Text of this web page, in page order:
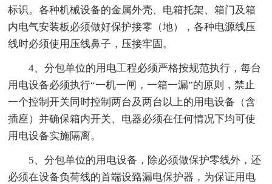
标识。各种机械设备的金属外壳、电箱托架、箱门及箱
内电气安装板必须做好保护接零（地），各种电源线压
线时必须使用压线鼻子，压接牢固。
4、分包单位的用电工程必须严格按规范执行，每台
用电设备必须执行“一机一闸，一箱一漏”的原则，禁止
一个控制开关同时控制两台及两台以上的用电设备（含
插座）并确保箱内开关、电器必须在任何情况下均可使
用电设备实施隔离。
5、分包单位的用电设备，除必须做保护零线外，还
必须在设备负荷线的首端设臵漏电保护器，为保证用电